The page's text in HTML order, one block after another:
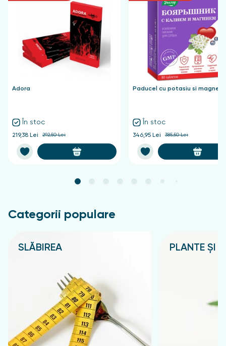
Adora
În stoc
219,38 Lei 292,50 Lei
Paducel cu potasiu si
În stoc
346,95 Lei 385,50 Lei
Categorii populare
SLĂBIREA PLANTE ȘI